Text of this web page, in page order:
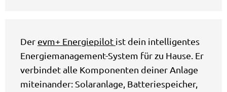
Der evm+ Energiepilot ist dein intelligentes
Energiemanagement-System für zu Hause. Er
verbindet alle Komponenten deiner Anlage
miteinander: Solaranlage, Batteriespeicher,